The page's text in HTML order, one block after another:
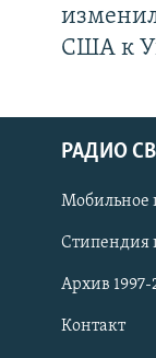
СОЦИАЛЬНЫЕ СЕТИ
США к
РАДИО
Мобильное
Стипендия
Архив
Контакт